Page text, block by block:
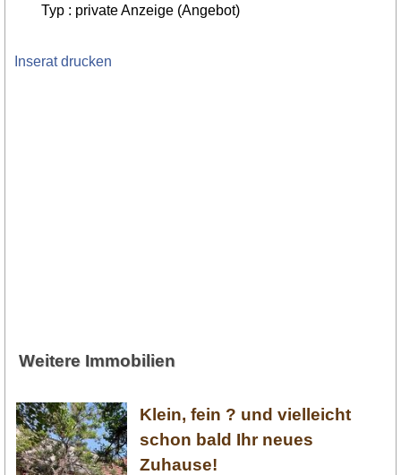
Typ : private Anzeige (Angebot)
Inserat drucken
Weitere Immobilien
Klein, fein ? und vielleicht
schon bald Ihr neues
Zuhause!